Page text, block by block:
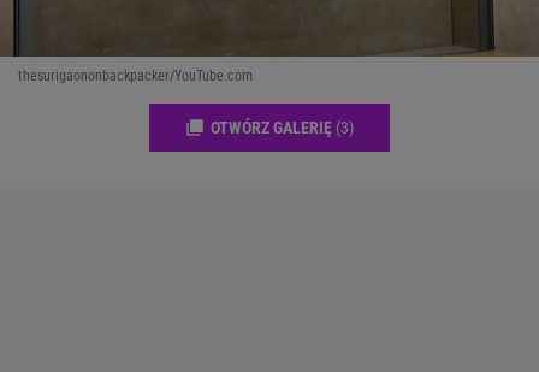
thesurigaononbackpacker/YouTube.com
OTWÓRZ GALERIĘ (3)